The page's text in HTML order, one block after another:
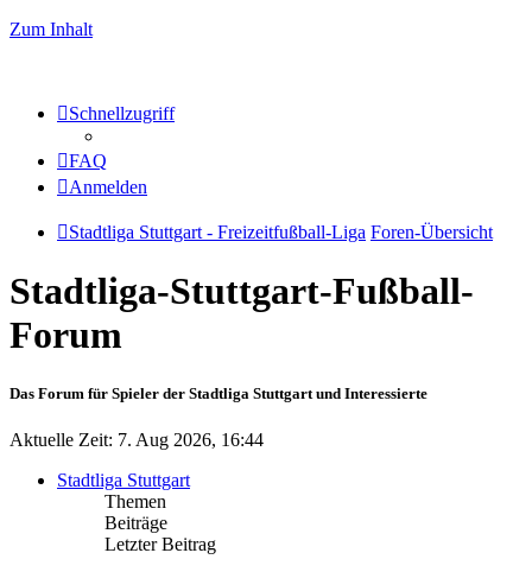
Zum Inhalt
Schnellzugriff
FAQ
Anmelden
Stadtliga Stuttgart - Freizeitfußball-Liga Foren-Übersicht
Stadtliga-Stuttgart-Fußball-
Forum
Das Forum für Spieler der Stadtliga Stuttgart und Interessierte
Aktuelle Zeit: 7. Aug 2026, 16:44
Stadtliga Stuttgart
Themen
Beiträge
Letzter Beitrag